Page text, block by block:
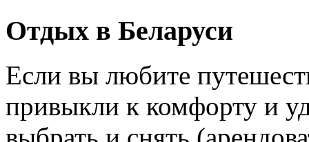
Отдых в Беларуси
Если вы любите
привыкли к комфорту и